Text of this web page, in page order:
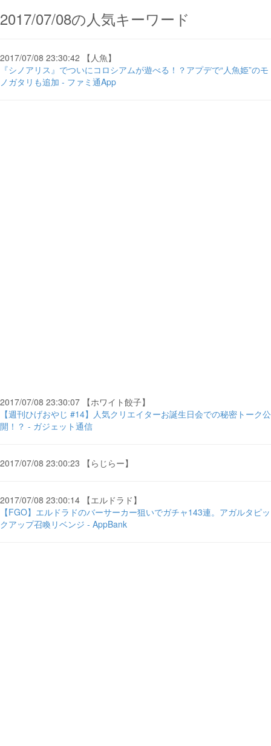
2017/07/08の人気キーワード
2017/07/08 23:30:42 【人魚】
『シノアリス』でついにコロシアムが遊べる！？アプデで“人魚姫”のモ
ノガタリも追加 - ファミ通App
2017/07/08 23:30:07 【ホワイト餃子】
【週刊ひげおやじ #14】人気クリエイターお誕生日会での秘密トーク公
開！？ - ガジェット通信
2017/07/08 23:00:23 【らじらー】
2017/07/08 23:00:14 【エルドラド】
【FGO】エルドラドのバーサーカー狙いでガチャ143連。アガルタピッ
クアップ召喚リベンジ - AppBank